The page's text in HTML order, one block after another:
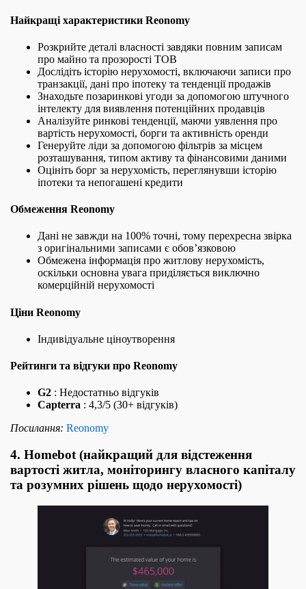
Найкращі характеристики Reonomy
Розкрийте деталі власності завдяки повним записам
про майно та прозорості ТОВ
Дослідіть історію нерухомості, включаючи записи про
транзакції, дані про іпотеку та тенденції продажів
Знаходьте позаринкові угоди за допомогою штучного
інтелекту для виявлення потенційних продавців
Аналізуйте ринкові тенденції, маючи уявлення про
вартість нерухомості, борги та активність оренди
Генеруйте ліди за допомогою фільтрів за місцем
розташування, типом активу та фінансовими даними
Оцініть борг за нерухомість, переглянувши історію
іпотеки та непогашені кредити
Обмеження Reonomy
Дані не завжди на 100% точні, тому перехресна звірка
з оригінальними записами є обов’язковою
Обмежена інформація про житлову нерухомість,
оскільки основна увага приділяється виключно
комерційній нерухомості
Ціни Reonomy
Індивідуальне ціноутворення
Рейтинги та відгуки про Reonomy
G2 : Недостатньо відгуків
Capterra : 4,3/5 (30+ відгуків)
Посилання: Reonomy
4. Homebot (найкращий для відстеження
вартості житла, моніторингу власного капіталу
та розумних рішень щодо нерухомості)